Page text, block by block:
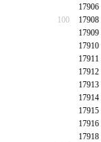
17906
100
17908
17909
17910
17911
17912
17913
17914
17915
17916
17918